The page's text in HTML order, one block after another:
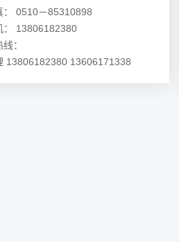
0510－85310898
13806182380
：
13806182380 13606171338